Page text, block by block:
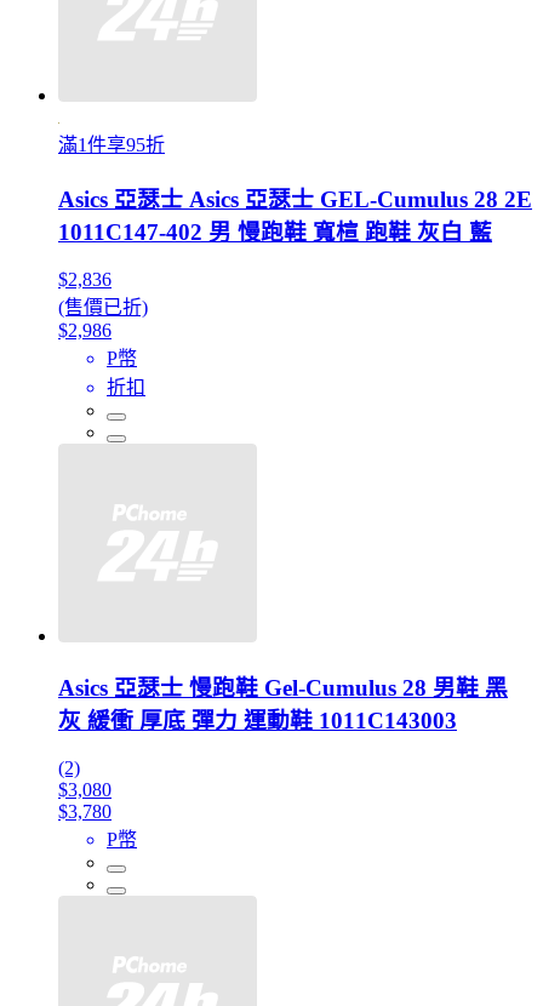
滿1件享95折
Asics 亞瑟士 Asics 亞瑟士 GEL-Cumulus 28 2E
1011C147-402 男 慢跑鞋 寬楦 跑鞋 灰白 藍
$2,836
(售價已折)
$2,986
P幣
折扣
Asics 亞瑟士 慢跑鞋 Gel-Cumulus 28 男鞋 黑
灰 緩衝 厚底 彈力 運動鞋 1011C143003
(2)
$3,080
$3,780
P幣